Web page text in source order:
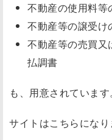
不動産の使用料等
不動産等の譲受け
不動産等の売買又
払調書
も、用意されています。
サイトはこちらになり